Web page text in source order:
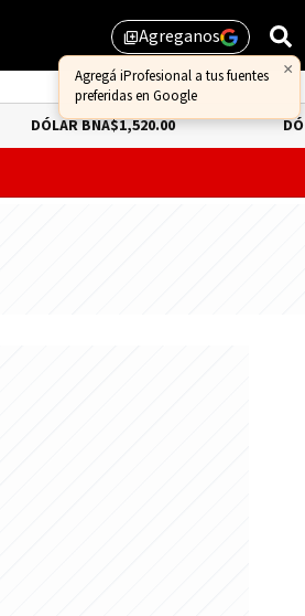
library_addAgreganos
×
Agregá iProfesional a tus fuentes
preferidas en Google
BNA$1,520.00 DÓLAR BLUE-
"propiedad privada" y evitar un